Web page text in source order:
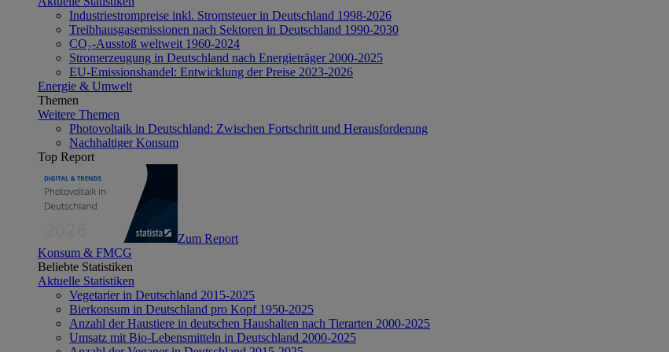
Industriestrompreise inkl. Stromsteuer in Deutschland 1998-2026
Treibhausgasemissionen nach Sektoren in Deutschland 1990-2030
CO₂-Ausstoß weltweit 1960-2024
Stromerzeugung in Deutschland nach Energieträger 2000-2025
EU-Emissionshandel: Entwicklung der Preise 2023-2026
Energie & Umwelt
Themen
Weitere Themen
Photovoltaik in Deutschland: Zwischen Fortschritt und Herausforderung
Nachhaltiger Konsum
Top Report
Zum Report
Konsum & FMCG
Beliebte Statistiken
Aktuelle Statistiken
Vegetarier in Deutschland 2015-2025
Bierkonsum in Deutschland pro Kopf 1950-2025
Anzahl der Haustiere in deutschen Haushalten nach Tierarten 2000-2025
Umsatz mit Bio-Lebensmitteln in Deutschland 2000-2025